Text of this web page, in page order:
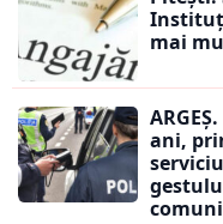
mai
ani,